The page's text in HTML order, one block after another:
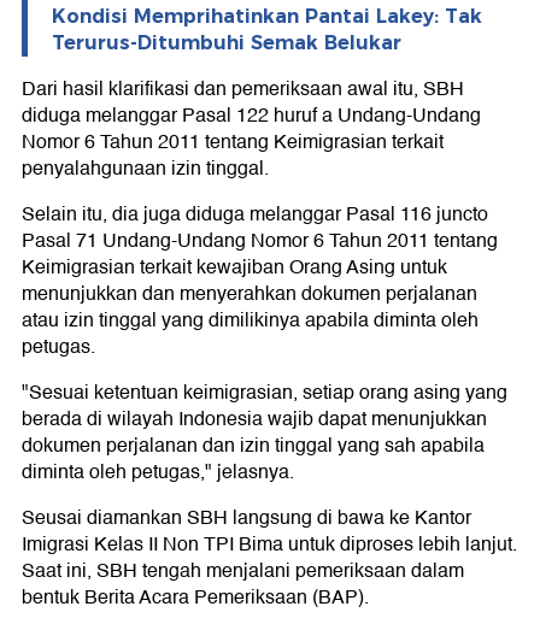
Kondisi Memprihatinkan Pantai Lakey: Tak
Terurus-Ditumbuhi Semak Belukar
Dari hasil klarifikasi dan pemeriksaan awal itu, SBH
diduga melanggar Pasal 122 huruf a Undang-Undang
Nomor 6 Tahun 2011 tentang Keimigrasian terkait
penyalahgunaan izin tinggal.
Selain itu, dia juga diduga melanggar Pasal 116 juncto
Pasal 71 Undang-Undang Nomor 6 Tahun 2011 tentang
Keimigrasian terkait kewajiban Orang Asing untuk
menunjukkan dan menyerahkan dokumen perjalanan
atau izin tinggal yang dimilikinya apabila diminta oleh
petugas.
"Sesuai ketentuan keimigrasian, setiap orang asing yang
berada di wilayah Indonesia wajib dapat menunjukkan
dokumen perjalanan dan izin tinggal yang sah apabila
diminta oleh petugas," jelasnya.
Seusai diamankan SBH langsung di bawa ke Kantor
Imigrasi Kelas II Non TPI Bima untuk diproses lebih lanjut.
Saat ini, SBH tengah menjalani pemeriksaan dalam
bentuk Berita Acara Pemeriksaan (BAP).